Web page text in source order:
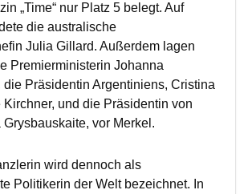
„Time“ nur Platz 5 belegt. Auf
die australische
Julia Gillard. Außerdem lagen
Premierministerin Johanna
die Präsidentin Argentiniens, Cristina
Kirchner, und die Präsidentin von
Grysbauskaite, vor Merkel.
wird dennoch als
Politikerin der Welt bezeichnet. In